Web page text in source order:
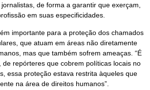
de forma a garantir que exerçam,
em suas especificidades.
importante para a proteção dos chamados
que atuam em áreas não diretamente
mas que também sofrem ameaças. “É
de repórteres que cobrem políticas locais no
essa proteção estava restrita àqueles que
na área de direitos humanos”.